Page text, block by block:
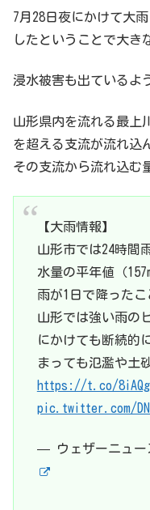
7月28日夜にかけて大
したということで大き
浸水被害も出ているよ
山形県内を流れる最上
を超える支流が流れ込
その支流から流れ込む
【大雨情報】
山形市では24時間
水量の平年値（
雨が1日で降ったこ
山形では強い雨の
にかけても断続的
まっても氾濫や土
https://t.co/
pic.twitter.com/
— ウェザーニュー